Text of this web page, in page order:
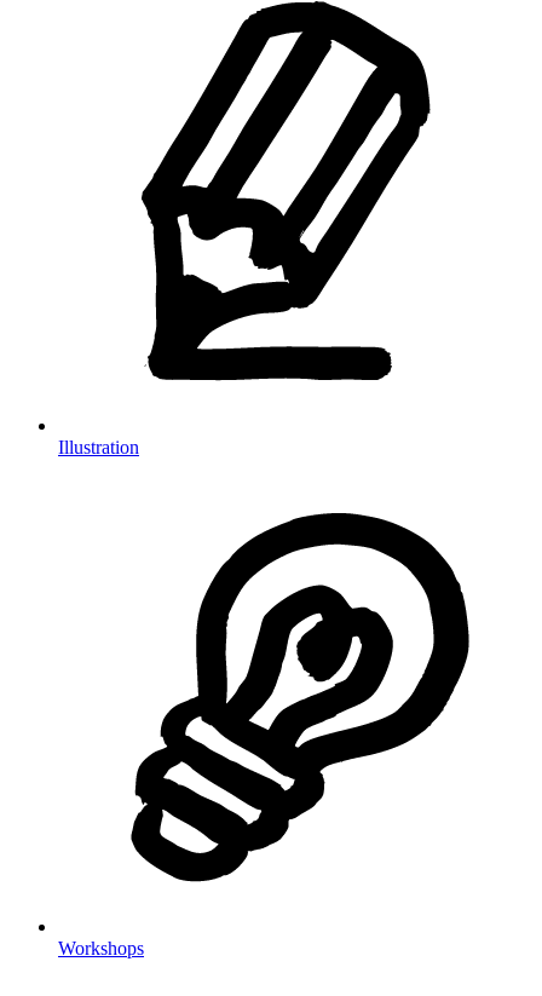
Illustration
Workshops